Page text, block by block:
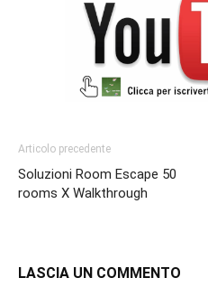
Articolo precedente
Soluzioni Room Escape 50
rooms X Walkthrough
LASCIA UN COMMENTO